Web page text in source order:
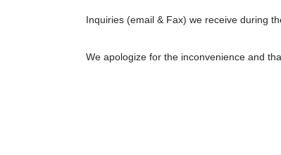
Inquiries (email & Fax) we receive during
We apologize for the inconvenience and